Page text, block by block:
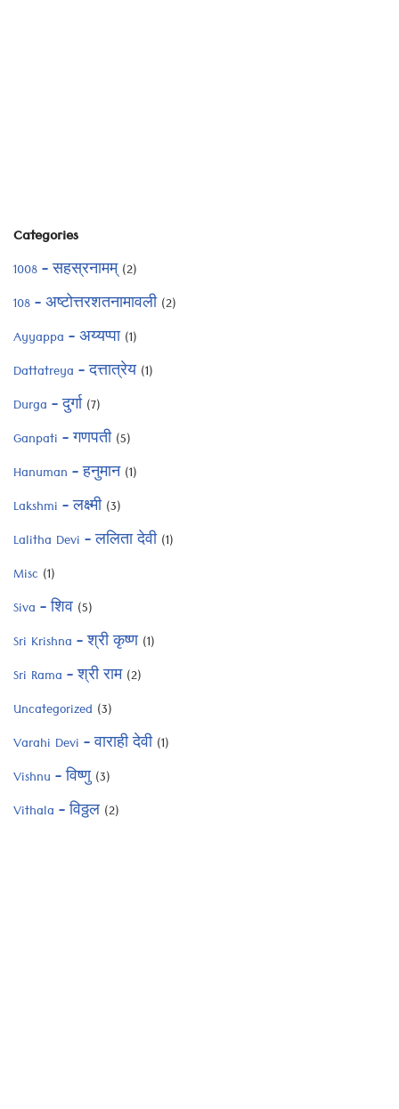
Categories
1008 – सहस्रनामम्(2)
108 – अष्टोत्तरशतनामावली(2)
Ayyappa – अय्यप्पा(1)
Dattatreya – दत्तात्रेय(1)
Durga – दुर्गा(7)
Ganpati – गणपती(5)
Hanuman – हनुमान(1)
Lakshmi – लक्ष्मी(3)
Lalitha Devi – ललिता देवी(1)
Misc (1)
Siva – शिव (5)
Sri Krishna – श्री कृष्ण(1)
Sri Rama – श्री राम(2)
Uncategorized (3)
Varahi Devi – वाराही देवी(1)
Vishnu – विष्णु(3)
Vithala – विठ्ठल (2)